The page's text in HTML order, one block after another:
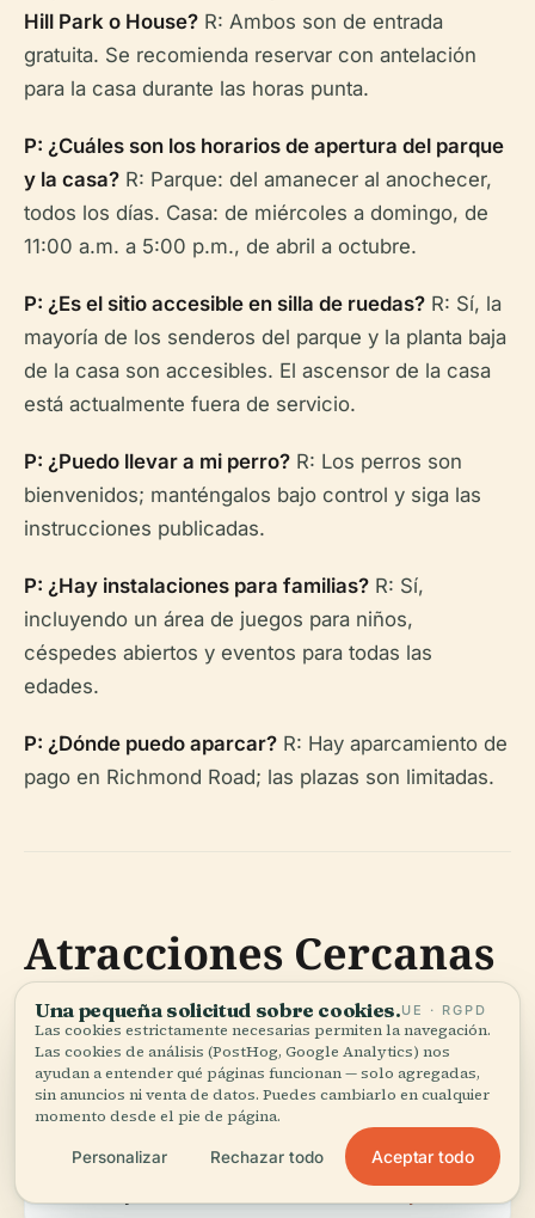
Hill Park o House? R: Ambos son de entrada
gratuita. Se recomienda reservar con antelación
para la casa durante las horas punta.
P: ¿Cuáles son los horarios de apertura del parque
y la casa? R: Parque: del amanecer al anochecer,
todos los días. Casa: de miércoles a domingo, de
11:00 a.m. a 5:00 p.m., de abril a octubre.
P: ¿Es el sitio accesible en silla de ruedas? R: Sí, la
mayoría de los senderos del parque y la planta baja
de la casa son accesibles. El ascensor de la casa
está actualmente fuera de servicio.
P: ¿Puedo llevar a mi perro? R: Los perros son
bienvenidos; manténgalos bajo control y siga las
instrucciones publicadas.
P: ¿Hay instalaciones para familias? R: Sí,
incluyendo un área de juegos para niños,
céspedes abiertos y eventos para todas las
edades.
P: ¿Dónde puedo aparcar? R: Hay aparcamiento de
pago en Richmond Road; las plazas son limitadas.
Atracciones Cercanas
Ham House
& Garden:
Finca histórica ribereña, accesible a
través del ferry Hammerton.
House
eventos culturales (
House
Una pequeña solicitud sobre cookies.UE · RGPD
Las cookies estrictamente necesarias permiten la navegación.
Las cookies de análisis (PostHog, Google Analytics) nos
ayudan a entender qué páginas funcionan — solo agregadas,
sin anuncios ni venta de datos. Puedes cambiarlo en cualquier
momento desde el pie de página.
Personalizar Rechazar todo Aceptar todo